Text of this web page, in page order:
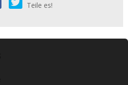
Teile es!